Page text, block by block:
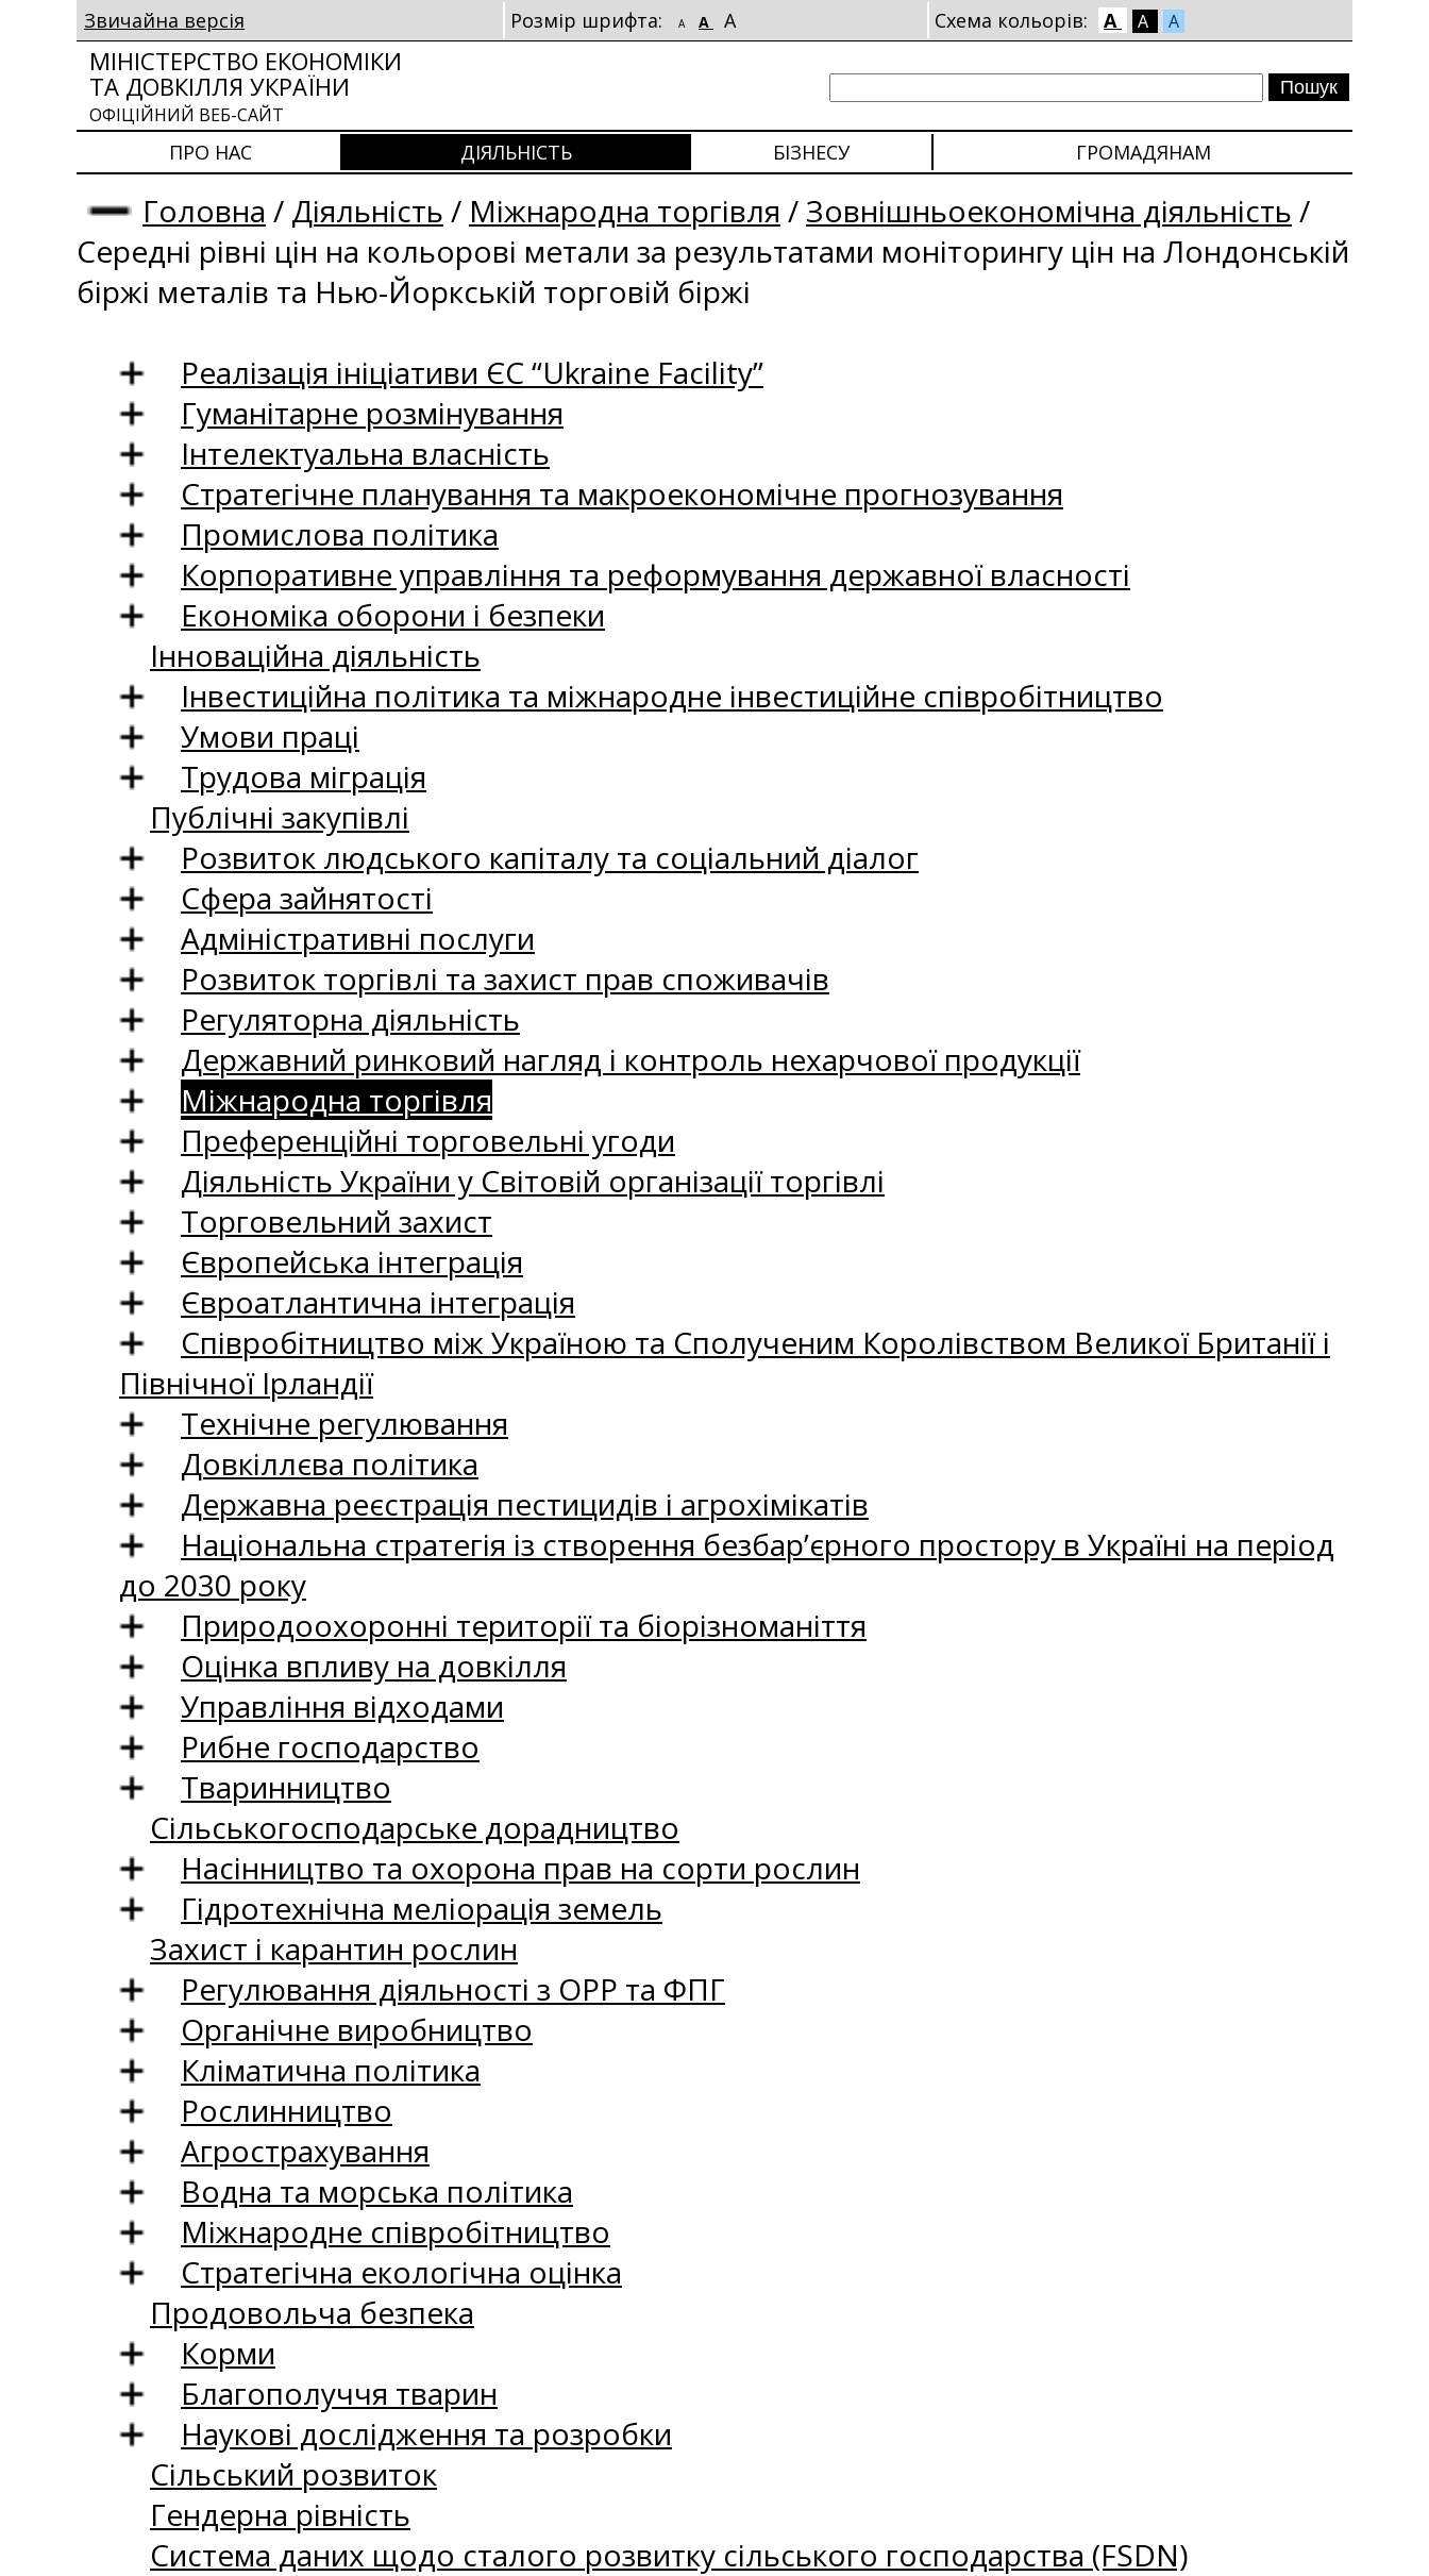
Звичайна версія Розмір шрифта: A A A Схема кольорів: A A A
МІНІСТЕРСТВО ЕКОНОМІКИ
ТА ДОВКІЛЛЯ УКРАЇНИ
ОФІЦІЙНИЙ ВЕБ-САЙТ
ПРО НАС ДІЯЛЬНІСТЬ БІЗНЕСУ ГРОМАДЯНАМ
Головна / Діяльність / Міжнародна торгівля / Зовнішньоекономічна діяльність /
Середні рівні цін на кольорові метали за результатами моніторингу цін на Лондонській
біржі металів та Нью-Йоркській торговій біржі
Реалізація ініціативи ЄС “Ukraine Facility”
Гуманітарне розмінування
Інтелектуальна власність
Стратегічне планування та макроекономічне прогнозування
Промислова політика
Корпоративне управління та реформування державної власності
Економіка оборони і безпеки
Інноваційна діяльність
Інвестиційна політика та міжнародне інвестиційне співробітництво
Умови праці
Трудова міграція
Публічні закупівлі
Розвиток людського капіталу та соціальний діалог
Сфера зайнятості
Адміністративні послуги
Розвиток торгівлі та захист прав споживачів
Регуляторна діяльність
Державний ринковий нагляд і контроль нехарчової продукції
Міжнародна торгівля
Преференційні торговельні угоди
Діяльність України у Світовій організації торгівлі
Торговельний захист
Європейська інтеграція
Євроатлантична інтеграція
Співробітництво між Україною та Сполученим Королівством Великої Британії і
Північної Ірландії
Технічне регулювання
Довкіллєва політика
Державна реєстрація пестицидів і агрохімікатів
Національна стратегія із створення безбар’єрного простору в Україні на період
до 2030 року
Природоохоронні території та біорізноманіття
Оцінка впливу на довкілля
Управління відходами
Рибне господарство
Тваринництво
Сільськогосподарське дорадництво
Насінництво та охорона прав на сорти рослин
Гідротехнічна меліорація земель
Захист і карантин рослин
Регулювання діяльності з ОРР та ФПГ
Органічне виробництво
Кліматична політика
Рослинництво
Агрострахування
Водна та морська політика
Міжнародне співробітництво
Стратегічна екологічна оцінка
Продовольча безпека
Корми
Благополуччя тварин
Наукові дослідження та розробки
Сільський розвиток
Гендерна рівність
Система даних щодо сталого розвитку сільського господарства (FSDN)